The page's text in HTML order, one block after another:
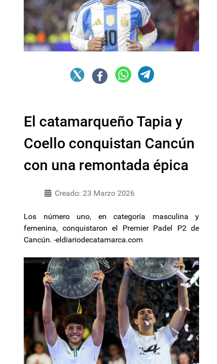
El catamarqueño Tapia y
Coello conquistan Cancún
con una remontada épica
Creado: 23 Marzo 2026
Los número uno, en categoría masculina y
femenina, conquistaron el Premier Padel P2 de
Cancún. -eldiariodecatamarca.com